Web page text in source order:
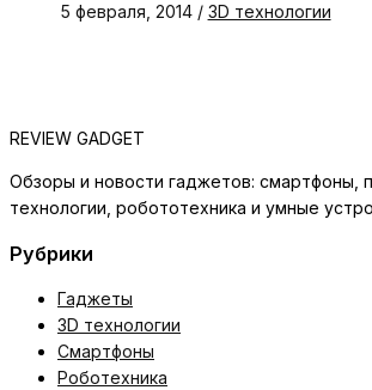
5 февраля, 2014 / 3D технологии
REVIEW GADGET
Обзоры и новости гаджетов: смартфоны,
технологии, робототехника и умные
Рубрики
Гаджеты
3D технологии
Смартфоны
Роботехника